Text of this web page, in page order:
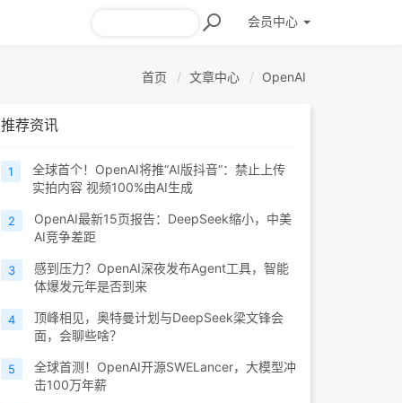
会员中心
首页 文章中心 OpenAI
推荐资讯
1
全球首个！OpenAI将推“AI版抖音”：禁止上传
实拍内容 视频100%由AI生成
2
OpenAI最新15页报告：DeepSeek缩小，中美
AI竞争差距
3
感到压力？OpenAI深夜发布Agent工具，智能
体爆发元年是否到来
4
顶峰相见，奥特曼计划与DeepSeek梁文锋会
面，会聊些啥？
5
全球首测！OpenAI开源SWELancer，大模型冲
击100万年薪